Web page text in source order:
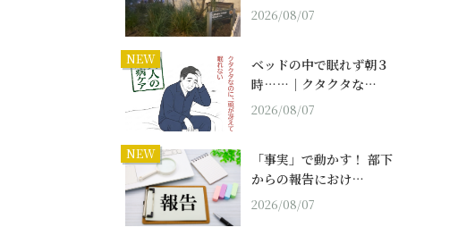
2026/08/07
NEW
ベッドの中で眠れず朝３
時……｜クタクタな…
2026/08/07
NEW
「事実」で動かす！ 部下
からの報告におけ…
2026/08/07